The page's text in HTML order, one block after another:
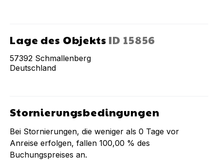
Lage des Objekts ID 15856
57392 Schmallenberg
Deutschland
Stornierungsbedingungen
Bei Stornierungen, die weniger als 0 Tage vor
Anreise erfolgen, fallen 100,00 % des
Buchungspreises an.